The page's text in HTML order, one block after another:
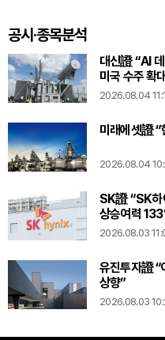
공시·종목분석
대신證 “AI
미국 수주 확
2026.08.04
미래에셋證 “
2026.08.04
SK證 “SK
상승여력
2026.08.03
유진투자證 “
상향”
2026.08.03